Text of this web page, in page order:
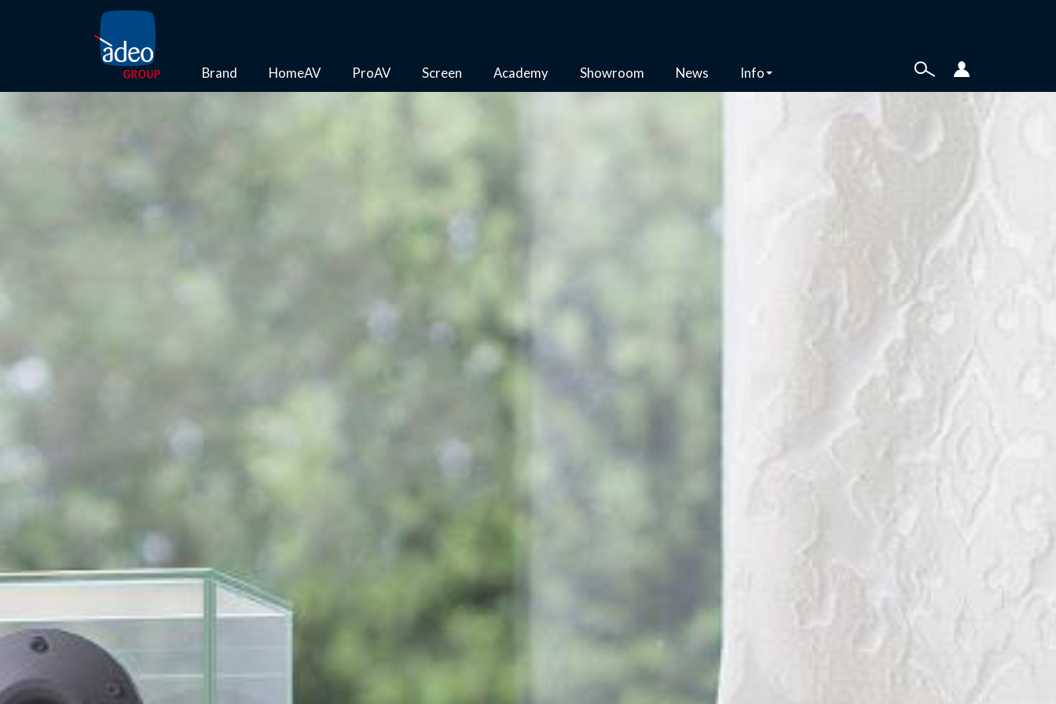
Brand HomeAV ProAV Screen Academy Showroom News Info